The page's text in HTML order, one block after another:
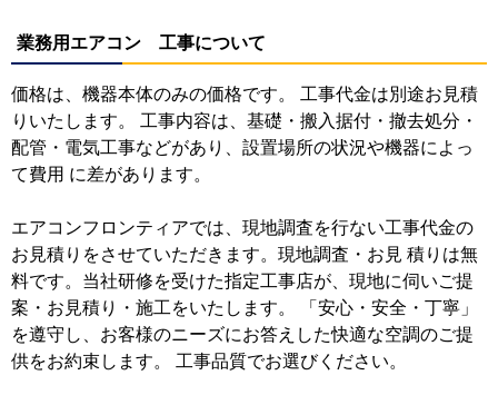
業務用エアコン 工事について
価格は、機器本体のみの価格です。 工事代金は別途お見積
りいたします。 工事内容は、基礎・搬入据付・撤去処分・
配管・電気工事などがあり、設置場所の状況や機器によっ
て費用 に差があります。
エアコンフロンティアでは、現地調査を行ない工事代金の
お見積りをさせていただきます。現地調査・お見 積りは無
料です。当社研修を受けた指定工事店が、現地に伺いご提
案・お見積り・施工をいたします。 「安心・安全・丁寧」
を遵守し、お客様のニーズにお答えした快適な空調のご提
供をお約束します。 工事品質でお選びください。